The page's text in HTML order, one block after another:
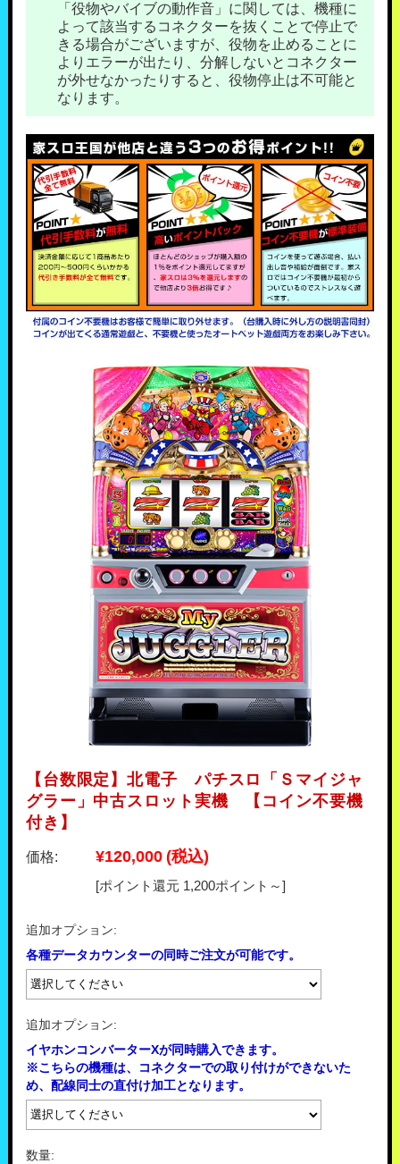
「役物やバイブの動作音」に関しては、機種に
よって該当するコネクターを抜くことで停止で
きる場合がございますが、役物を止めることに
よりエラーが出たり、分解しないとコネクター
が外せなかったりすると、役物停止は不可能と
なります。
【台数限定】北電子 パチスロ「Ｓマイジャ
グラー」中古スロット実機 【コイン不要機
付き】
価格: ¥120,000(税込)
[ポイント還元 1,200ポイント～]
追加オプション:
各種データカウンターの同時ご注文が可能です。
追加オプション:
イヤホンコンバーターXが同時購入できます。
※こちらの機種は、コネクターでの取り付けができないた
め、配線同士の直付け加工となります。
数量: